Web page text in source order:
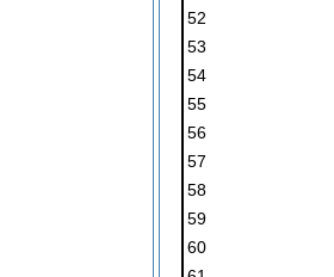
52
53
54
55
56
57
58
59
60